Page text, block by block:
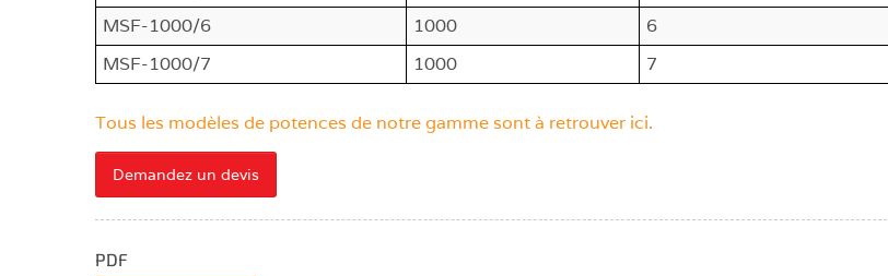
MSF-1000/6
1000 6
MSF-1000/7
1000 7
Tous les modèles de potences de notre gamme sont à retrouver ici.
Demandez un devis
PDF